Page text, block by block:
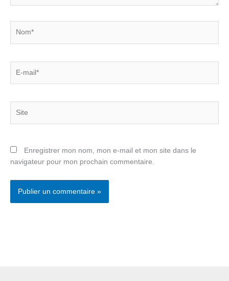
mail*
Enregistrer mon nom, mon e-mail et mon site dans le
navigateur pour mon prochain commentaire.